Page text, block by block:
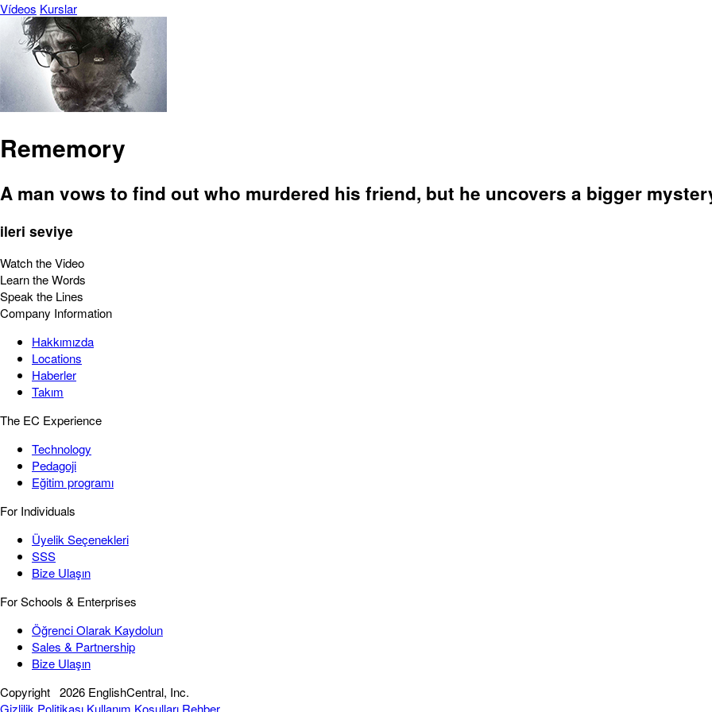
Vídeos Kurslar
Rememory
A man vows to find out who murdered his friend, but he uncovers a bigger
ileri seviye
Watch the Video
Learn the Words
Speak the Lines
Company Information
Hakkımızda
Locations
Haberler
Takım
The EC Experience
Technology
Pedagoji
Eğitim programı
For Individuals
Üyelik Seçenekleri
SSS
Bize Ulaşın
For Schools & Enterprises
Öğrenci Olarak Kaydolun
Sales & Partnership
Bize Ulaşın
Copyright 2026 EnglishCentral, Inc.